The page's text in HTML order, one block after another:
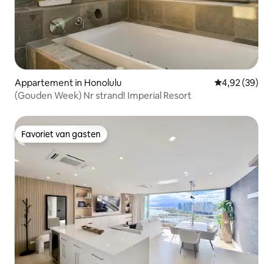
Appartement in Honolulu Gemiddelde
4,92 (39)
(Gouden Week) Nr strand! Imperial Resort
Favoriet van gasten
Favoriet van gasten